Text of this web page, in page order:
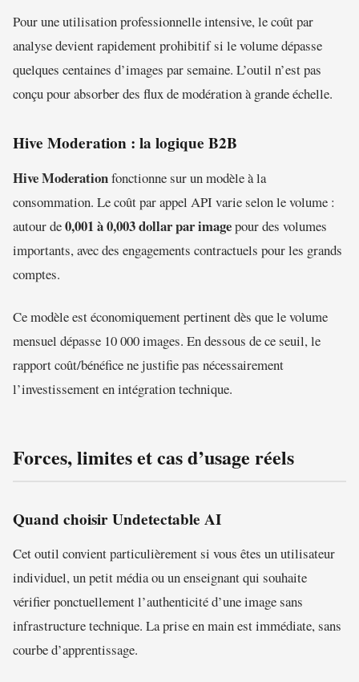
Pour une utilisation professionnelle intensive, le coût par
analyse devient rapidement prohibitif si le volume dépasse
quelques centaines d’images par semaine. L’outil n’est pas
conçu pour absorber des flux de modération à grande échelle.
Hive Moderation : la logique B2B
Hive Moderationfonctionne sur un modèle à la
consommation. Le coût par appel API varie selon le volume :
autour de0,001 à 0,003 dollar par imagepour des volumes
importants, avec des engagements contractuels pour les grands
comptes.
Ce modèle est économiquement pertinent dès que le volume
mensuel dépasse 10 000 images. En dessous de ce seuil, le
rapport coût/bénéfice ne justifie pas nécessairement
l’investissement en intégration technique.
Forces, limites et cas d’usage réels
Quand choisir Undetectable AI
Cet outil convient particulièrement si vous êtes un utilisateur
individuel, un petit média ou un enseignant qui souhaite
vérifier ponctuellement l’authenticité d’une image sans
infrastructure technique. La prise en main est immédiate, sans
courbe d’apprentissage.